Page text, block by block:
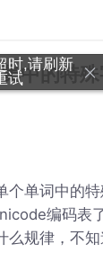
子详情
中的特
个单词中的
编码表了
么规律，不
时,请刷新
试